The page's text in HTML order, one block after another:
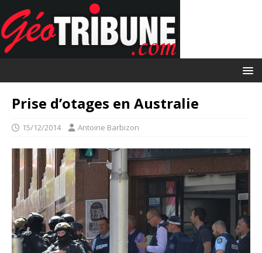
Prise d’otages en Australie
15/12/2014 Antoine Barbizon